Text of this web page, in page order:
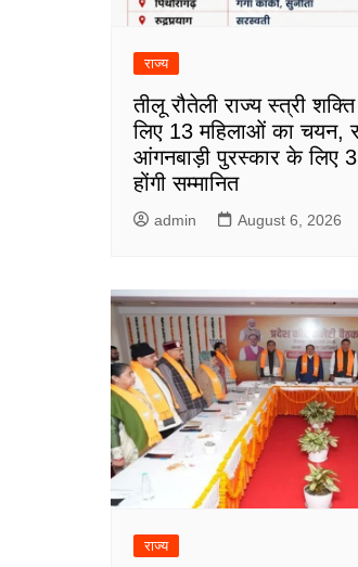
राज्य
तीलू रौतेली राज्य स्त्री
लिए 13 महिलाओं का चयन,
आंगनबाड़ी पुरस्कार के लिए 35
होंगी सम्मानित
admin August 6, 2026
राज्य